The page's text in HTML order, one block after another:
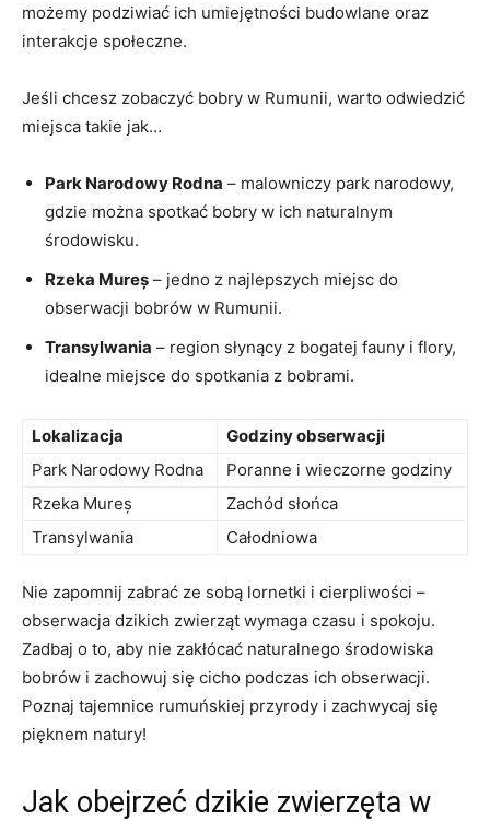
możemy podziwiać ich umiejętności budowlane oraz
interakcje społeczne.
Jeśli chcesz zobaczyć bobry w Rumunii, warto odwiedzić
miejsca takie jak…
Park Narodowy Rodna – malowniczy park narodowy,
gdzie można spotkać bobry w ich naturalnym
środowisku.
Rzeka Mureș – jedno z najlepszych miejsc do
obserwacji bobrów w Rumunii.
Transylwania – region słynący z bogatej fauny i flory,
idealne miejsce do spotkania z bobrami.
Lokalizacja
Godziny obserwacji
Park Narodowy Rodna
Poranne i wieczorne godziny
Rzeka Mureș
Zachód słońca
Transylwania
Całodniowa
Nie zapomnij zabrać ze sobą lornetki i cierpliwości –
obserwacja dzikich zwierząt wymaga czasu i spokoju.
Zadbaj o to, aby nie zakłócać naturalnego środowiska
bobrów i zachowuj się cicho podczas ich obserwacji.
Poznaj tajemnice rumuńskiej przyrody i zachwycaj się
pięknem natury!
Jak obejrzeć dzikie zwierzęta w